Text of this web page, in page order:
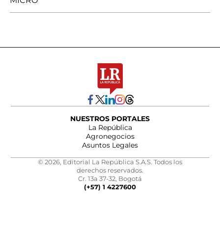
NUESTROS PORTALES
La República
Agronegocios
Asuntos Legales
© 2026, Editorial La República S.A.S. Todos los
derechos reservados.
Cr. 13a 37-32, Bogotá
(+57) 1 4227600